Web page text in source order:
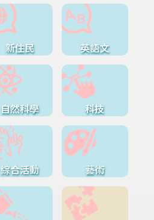
新住民 英語文
自然科學 科技
綜合活動 藝術